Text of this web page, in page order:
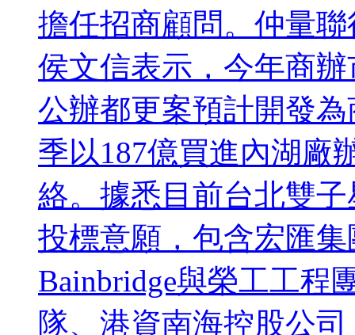
擔任招商顧問。仲量
侯文信表示，今年商
公辦都更案預計開發
季以187億買進內湖廠
絡。據悉目前台北雙
投標意願，包含宏匯
Bainbridge與榮工工程
隊、港資南海控股公